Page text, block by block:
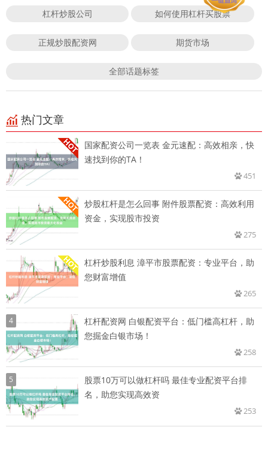
杠杆炒股公司 如何使用杠杆买股票
正规炒股配资网 期货市场
全部话题标签
热门文章
国家配资公司一览表 金元速配：高效相亲，快
速找到你的TA！
451
炒股杠杆是怎么回事 附件股票配资：高效利用
资金，实现股市投资
275
杠杆炒股利息 漳平市股票配资：专业平台，助
您财富增值
265
4
杠杆配资网 白银配资平台：低门槛高杠杆，助
您掘金白银市场！
258
5
股票10万可以做杠杆吗 最佳专业配资平台排
名，助您实现高效资
253